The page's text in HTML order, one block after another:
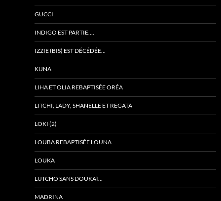
GUCCI
INDIGO EST PARTIE….
IZZIE (BIS) EST DÉCÉDÉE…
KUNA
LIHA ET OLIA REBAPTISÉE ORÉA
LITCHI, LADY, SHANELLE ET REGATA
LOKI (2)
LOUBA REBAPTISÉE LOUNA
LOUKA
LUTCHO SANS DOUKAÏ…
MADRINA